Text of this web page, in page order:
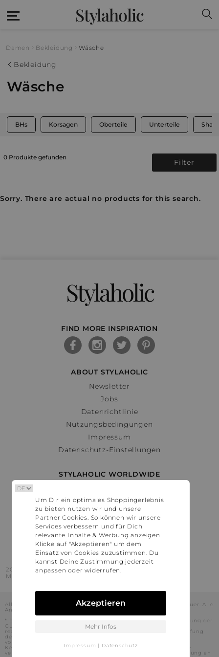
Stylaholic
Damen Bekleidung Wäsche
Bekleidung
Wäsche
BHs Korsagen Oberteile Unterteile
0 Produkte gefunden
Filter
Sorry. There are actual no products for this search.
Stylaholic
FIND MORE INSPIRATION
ABOUT STYLAHOLIC
Newsletter
Jobs
Datenrichtlinie
Nutzungsbedingungen
Impressum
Datenschutz-Einstellungen
STYLAHOLIC WORLDWIDE
Österreich
Schweiz
France
United States
2016 - 2026 © Stylaholic.
Made for you with love in munich.
Alle Preise inkl. der jeweils geltenden gesetzlichen Mehrwertsteuer. Alle
Angaben ohne Gewähr.
* Die angezeigten Preise beinhalten Rabatte, die durch die Nutzung der
Gutschein-Codes auf den Seiten unserer Partner voraussichtlich
realisiert werden können. Stylaholic führt keine vollständige Prüfung
der Gutschein-Codes durch und es kann daher in Einzelfällen
vorkommen, dass die Gutscheine abweichend von unserem
Kenntnisstand bei dem jeweiligen Shop nicht oder nur teilweise
verwendet werden können. Darüber hinaus kann deren Verwendung an
Um Dir ein optimales Shoppingerlebnis
zu bieten nutzen wir und unsere
Partner Cookies. So können wir unsere
Services verbessern und für Dich
relevante Inhalte & Werbung anzeigen.
Klicke auf "Akzeptieren" um dem
Einsatz von Cookies zuzustimmen. Du
kannst Deine Zustimmung jederzeit
anpassen oder widerrufen.
Akzeptieren
Mehr Infos
Impressum | Datenschutz